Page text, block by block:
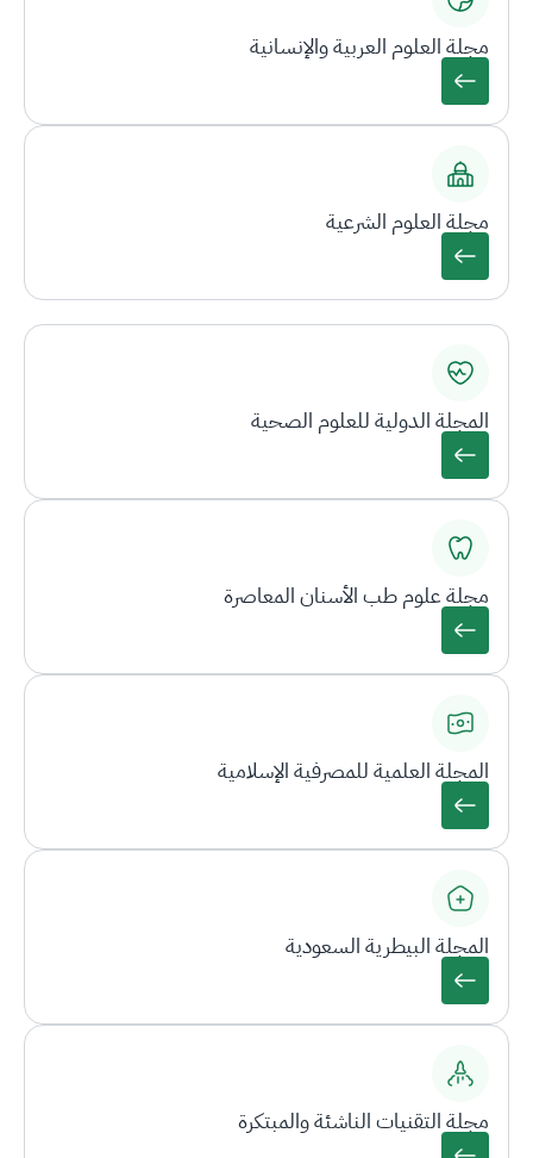
مجلة العلوم العربية والإنسانية
مجلة العلوم الشرعية
المجلة الدولية للعلوم الصحية
مجلة علوم طب الأسنان المعاصرة
المجلة العلمية للمصرفية الإسلامية
المجلة البيطرية السعودية
مجلة التقنيات الناشئة والمبتكرة